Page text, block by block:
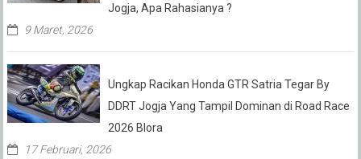
Jogja, Apa Rahasianya ?
9 Maret, 2026
Ungkap Racikan Honda GTR Satria Tegar By
DDRT Jogja Yang Tampil Dominan di Road Race
2026 Blora
17 Februari, 2026